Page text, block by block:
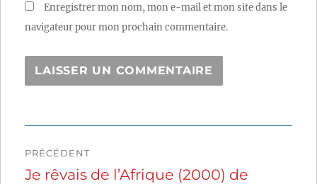
Enregistrer mon nom, mon e-mail et mon site dans le
navigateur pour mon prochain commentaire.
de
PRÉCÉDENT
Publication
Je rêvais de l’Afrique (2000) de